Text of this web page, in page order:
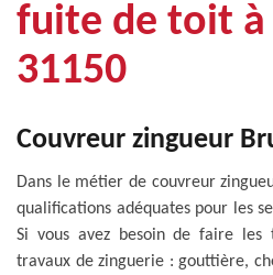
fuite de toit à
31150
Couvreur zingueur
Dans le métier de couvreur
qualifications adéquates pour les
Si vous avez besoin de faire
travaux de zinguerie : gouttière,